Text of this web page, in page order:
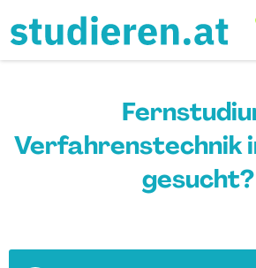
Verfahrenstechnik
gesucht?